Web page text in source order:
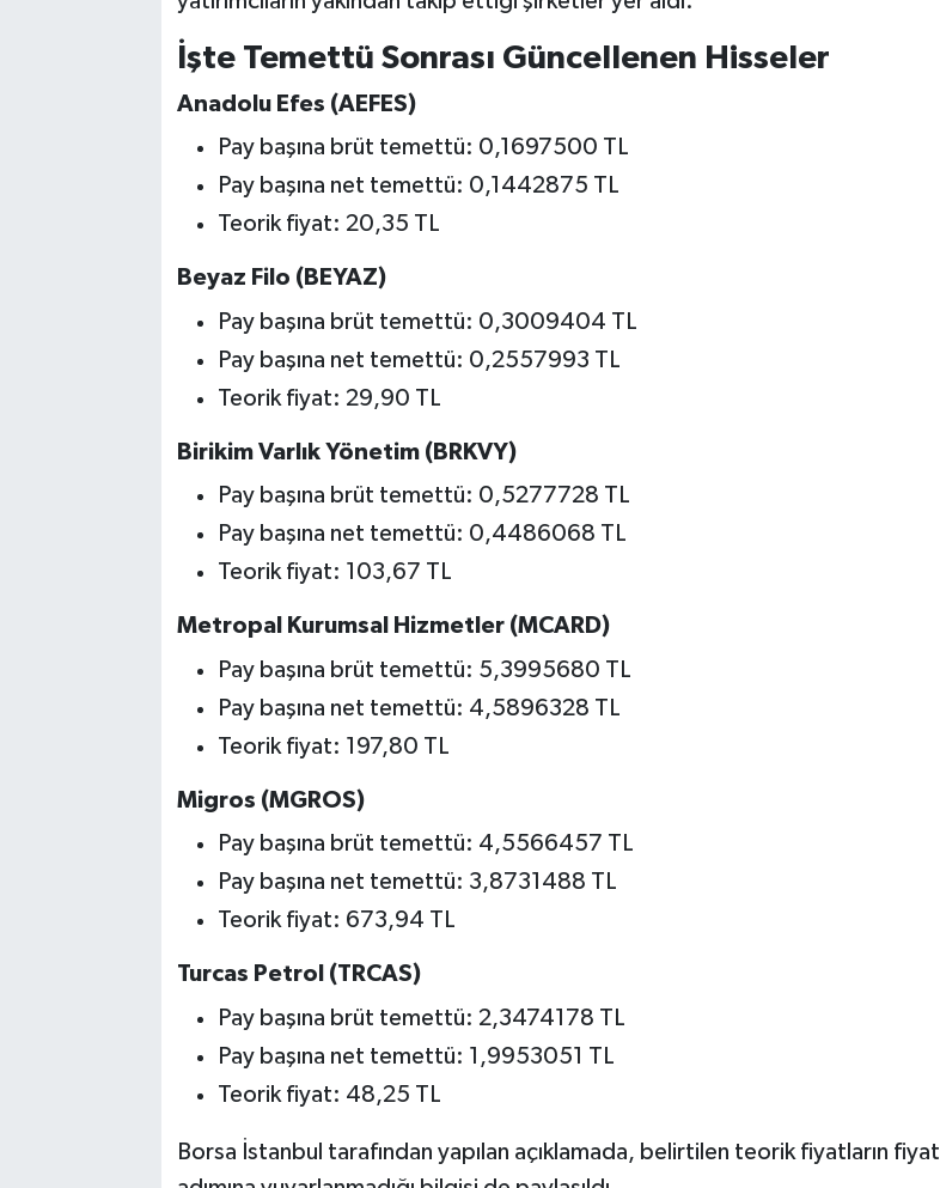
İşte Temettü Sonrası Güncellenen Hisseler
Anadolu Efes (AEFES)
Pay başına brüt temettü: 0,1697500 TL
Pay başına net temettü: 0,1442875 TL
Teorik fiyat: 20,35 TL
Beyaz Filo (BEYAZ)
Pay başına brüt temettü: 0,3009404 TL
Pay başına net temettü: 0,2557993 TL
Teorik fiyat: 29,90 TL
Birikim Varlık Yönetim (BRKVY)
Pay başına brüt temettü: 0,5277728 TL
Pay başına net temettü: 0,4486068 TL
Teorik fiyat: 103,67 TL
Metropal Kurumsal Hizmetler (MCARD)
Pay başına brüt temettü: 5,3995680 TL
Pay başına net temettü: 4,5896328 TL
Teorik fiyat: 197,80 TL
Migros (MGROS)
Pay başına brüt temettü: 4,5566457 TL
Pay başına net temettü: 3,8731488 TL
Teorik fiyat: 673,94 TL
Turcas Petrol (TRCAS)
Pay başına brüt temettü: 2,3474178 TL
Pay başına net temettü: 1,9953051 TL
Teorik fiyat: 48,25 TL
Borsa İstanbul tarafından yapılan açıklamada, belirtilen teorik fiyatların fiyat